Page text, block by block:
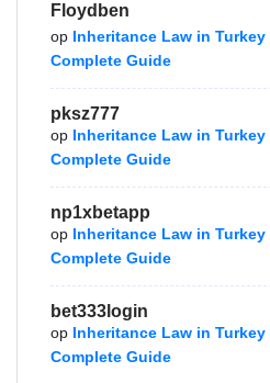
Floydben
op Inheritance Law in
Complete Guide
pksz777
op Inheritance Law in
Complete Guide
np1xbetapp
op Inheritance Law in
Complete Guide
bet333login
op Inheritance Law in
Complete Guide